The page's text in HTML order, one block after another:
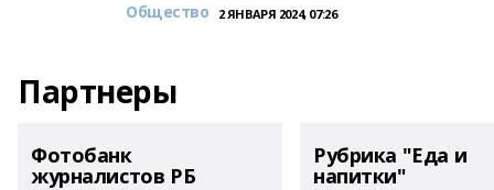
Общество 2 ЯНВАРЯ 2024, 07:26
Партнеры
Фотобанк
журналистов РБ
Рубрика "Еда и
напитки"